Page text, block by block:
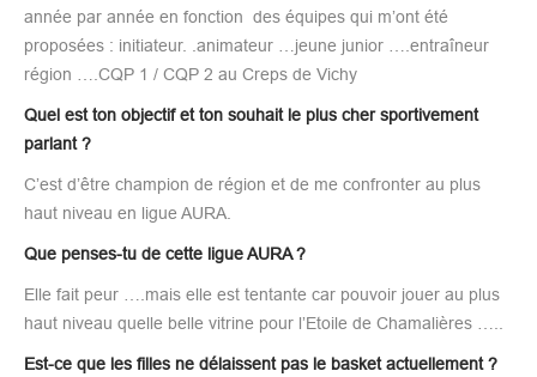
année par année en fonction des équipes qui m’ont été
proposées : initiateur. .animateur …jeune junior ….entraîneur
région ….CQP 1 / CQP 2 au Creps de Vichy
Quel est ton objectif et ton souhait le plus cher sportivement
parlant ?
C’est d’être champion de région et de me confronter au plus
haut niveau en ligue AURA.
Que penses-tu de cette ligue AURA ?
Elle fait peur ….mais elle est tentante car pouvoir jouer au plus
haut niveau quelle belle vitrine pour l’Etoile de Chamalières …..
Est-ce que les filles ne délaissent pas le basket actuellement ?